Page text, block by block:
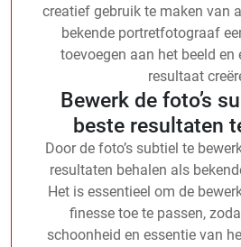
creatief gebruik te maken van
bekende portretfotograaf
toevoegen aan het beeld en
resultaat
Bewerk de foto’s
beste resultaten
Door de foto’s subtiel te
resultaten behalen als
Het is essentieel om de
finesse toe te passen,
schoonheid en essentie van